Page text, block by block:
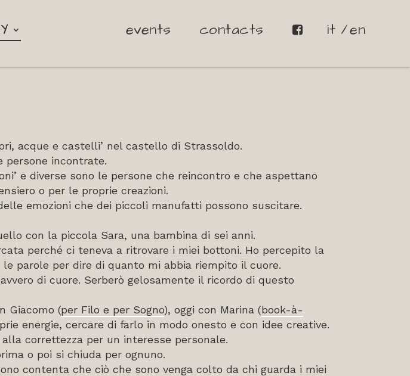
events contacts it en
acque e castelli’ nel castello di Strassoldo.
persone incontrate.
e diverse sono le persone che reincontro e che aspettano
o per le proprie creazioni.
emozioni che dei piccoli manufatti possono suscitare.
con la piccola Sara, una bambina di sei anni.
perché ci teneva a ritrovare i miei bottoni. Ho percepito la
parole per dire di quanto mi abbia riempito il cuore.
di cuore. Serberò gelosamente il ricordo di questo
Giacomo (per Filo e per Sogno), oggi con Marina (book-à-
energie, cercare di farlo in modo onesto e con idee creative.
correttezza per un interesse personale.
o poi si chiuda per ognuno.
contenta che ciò che sono venga colto da chi guarda i miei